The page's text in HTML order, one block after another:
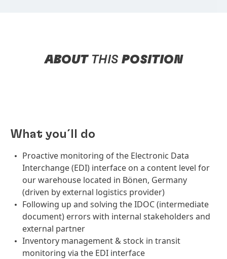
ABOUT THIS POSITION
What you´ll do
Proactive monitoring of the Electronic Data
Interchange (EDI) interface on a content level for
our warehouse located in Bönen, Germany
(driven by external logistics provider)
Following up and solving the IDOC (intermediate
document) errors with internal stakeholders and
external partner
Inventory management & stock in transit
monitoring via the EDI interface